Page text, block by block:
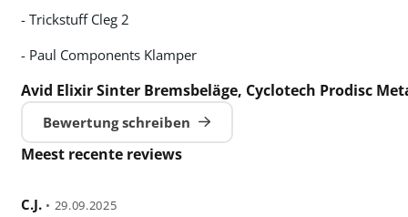
- Trickstuff Cleg 2
- Paul Components Klamper
Avid Elixir Sinter Bremsbeläge, Cyclotech Prodisc
Bewertung schreiben
Meest recente reviews
C.J. • 29.09.2025